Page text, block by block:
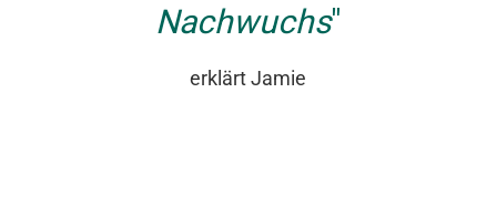
Nachwuchs
erklärt Jamie